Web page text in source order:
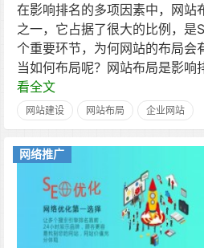
在影响排名的多项因素中，网站
之一，它占据了很大的比例，是
个重要环节，为何网站的布局会
当如何布局呢？网站布局是影响
看全文
网站建设 网站布局 企业网站
网络推广